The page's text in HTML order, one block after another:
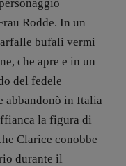
Rodde. In un
bufali vermi
che apre e in un
del fedele
abbandonò in Italia
la figura di
Clarice conobbe
durante il